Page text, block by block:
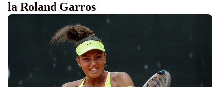
la Roland Garros